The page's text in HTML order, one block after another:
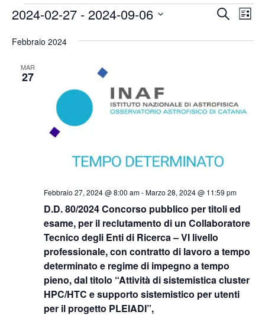
Eventi Eventi
e
CercaLista
2024-02-27 - 2024-09-06
la
Febbraio 2024
MAR
27
D.D. 80/2024 Concorso pubblico per titoli ed
esame, per il reclutamento di un Collaboratore
Tecnico degli Enti di Ricerca – VI livello
professionale, con contratto di lavoro a tempo
determinato e regime di impegno a tempo
pieno, dal titolo “Attività di sistemistica cluster
HPC/HTC e supporto sistemistico per utenti
per il progetto PLEIADI”,
Febbraio 27, 2024 @ 8:00 am-Marzo 28, 2024 @ 11:59 pm